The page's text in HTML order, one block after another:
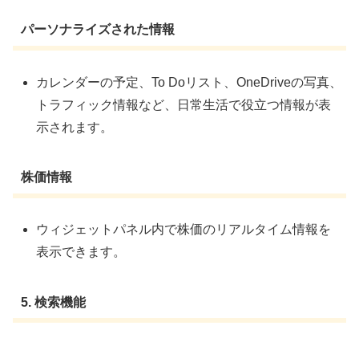
パーソナライズされた情報
カレンダーの予定、To Doリスト、OneDriveの写真、
トラフィック情報など、日常生活で役立つ情報が表
示されます。
株価情報
ウィジェットパネル内で株価のリアルタイム情報を
表示できます。
5. 検索機能